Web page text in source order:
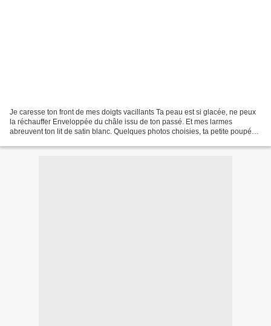
Je caresse ton front de mes doigts vacillants Ta peau est si glacée, ne peux
la réchauffer Enveloppée du châle issu de ton passé. Et mes larmes
abreuvent ton lit de satin blanc. Quelques photos choisies, ta petite poupée,